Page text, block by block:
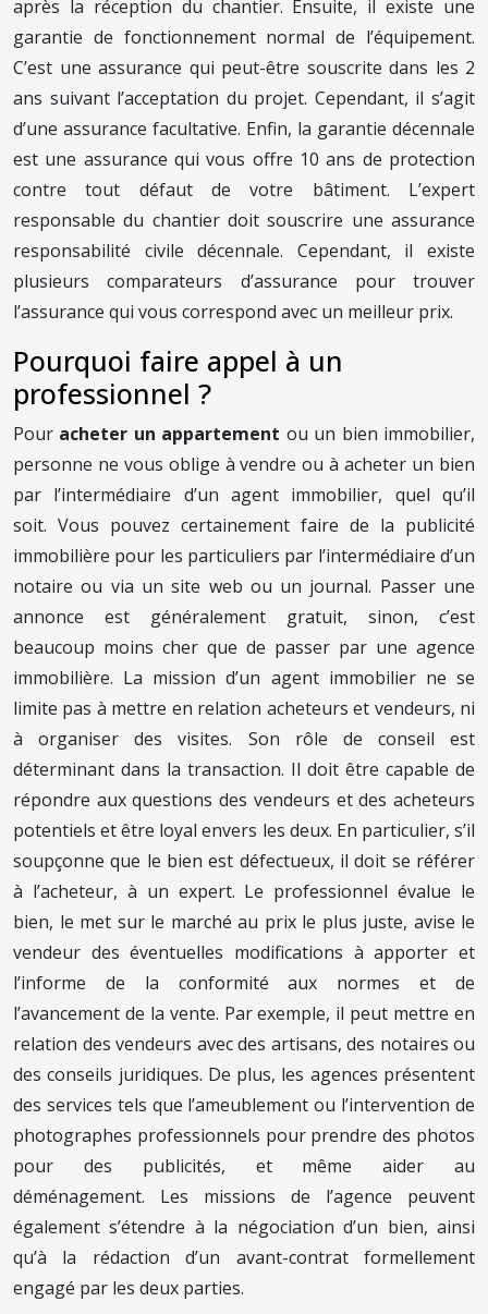
après la réception du chantier. Ensuite, il existe une
garantie de fonctionnement normal de l’équipement.
C’est une assurance qui peut-être souscrite dans les 2
ans suivant l’acceptation du projet. Cependant, il s’agit
d’une assurance facultative. Enfin, la garantie décennale
est une assurance qui vous offre 10 ans de protection
contre tout défaut de votre bâtiment. L’expert
responsable du chantier doit souscrire une assurance
responsabilité civile décennale. Cependant, il existe
plusieurs comparateurs d’assurance pour trouver
l’assurance qui vous correspond avec un meilleur prix.
Pourquoi faire appel à un
professionnel ?
Pour acheter un appartement ou un bien immobilier,
personne ne vous oblige à vendre ou à acheter un bien
par l’intermédiaire d’un agent immobilier, quel qu’il
soit. Vous pouvez certainement faire de la publicité
immobilière pour les particuliers par l’intermédiaire d’un
notaire ou via un site web ou un journal. Passer une
annonce est généralement gratuit, sinon, c’est
beaucoup moins cher que de passer par une agence
immobilière. La mission d’un agent immobilier ne se
limite pas à mettre en relation acheteurs et vendeurs, ni
à organiser des visites. Son rôle de conseil est
déterminant dans la transaction. Il doit être capable de
répondre aux questions des vendeurs et des acheteurs
potentiels et être loyal envers les deux. En particulier, s’il
soupçonne que le bien est défectueux, il doit se référer
à l’acheteur, à un expert. Le professionnel évalue le
bien, le met sur le marché au prix le plus juste, avise le
vendeur des éventuelles modifications à apporter et
l’informe de la conformité aux normes et de
l’avancement de la vente. Par exemple, il peut mettre en
relation des vendeurs avec des artisans, des notaires ou
des conseils juridiques. De plus, les agences présentent
des services tels que l’ameublement ou l’intervention de
photographes professionnels pour prendre des photos
pour des publicités, et même aider au
déménagement. Les missions de l’agence peuvent
également s’étendre à la négociation d’un bien, ainsi
qu’à la rédaction d’un avant-contrat formellement
engagé par les deux parties.